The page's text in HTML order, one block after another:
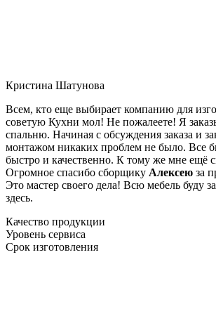
Кристина Шатунова
Всем, кто еще выбирает компанию для
советую Кухни мол! Не пожалеете! Я
спальню. Начиная с обсуждения заказа и
монтажом никаких проблем не было. Все
быстро и качественно. К тому же мне ещё
Огромное спасибо сборщику Алексею за
Это мастер своего дела! Всю мебель буду
здесь.
Качество продукции
Уровень сервиса
Срок изготовления